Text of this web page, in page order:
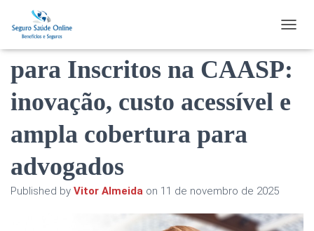
Plano de Saúde GoCare
para Inscritos na CAASP:
inovação, custo acessível e
ampla cobertura para
advogados
Published by Vitor Almeida on 11 de novembro de 2025